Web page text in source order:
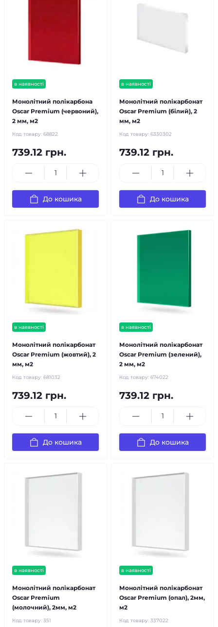
в наявності
Монолітний полікарбона
Oscar Premium (червоний),
2 мм, м2
Код товару: 68822
739.12 грн.
До кошика
в наявності
Монолітний полікарбонат
Oscar Premium (білий), 2
мм, м2
Код товару: 6330302
739.12 грн.
До кошика
в наявності
Монолітний полікарбонат
Oscar Premium (жовтий), 2
мм, м2
Код товару: 681032
739.12 грн.
До кошика
в наявності
Монолітний полікарбонат
Oscar Premium (зелений),
2 мм, м2
Код товару: 674022
739.12 грн.
До кошика
в наявності
Монолітний полікарбонат
Oscar Premium
(молочний), 2мм, м2
Код товару: 351
в наявності
Монолітний полікарбонат
Oscar Premium (опал), 2мм,
м2
Код товару: 337022